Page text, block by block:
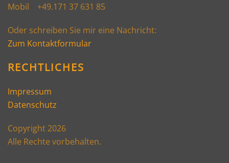
Mobil +49.171 37 631 85
Oder schreiben Sie mir eine Nachricht:
Zum Kontaktformular
RECHTLICHES
Impressum
Datenschutz
Copyright 2026
Alle Rechte vorbehalten.